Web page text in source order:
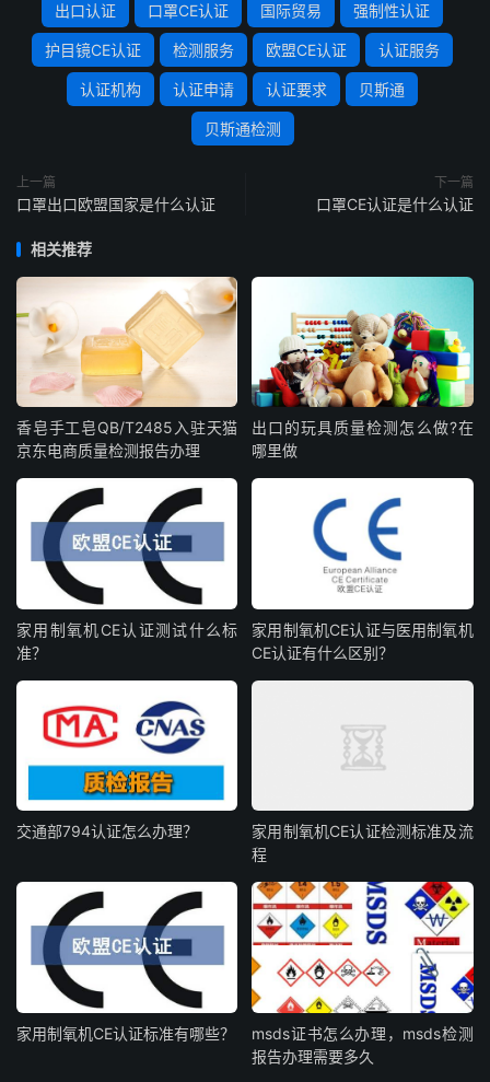
出口认证 口罩CE认证 国际贸易 强制性认证
护目镜CE认证 检测服务 欧盟CE认证 认证服务
认证机构 认证申请 认证要求 贝斯通
贝斯通检测
上一篇
口罩出口欧盟国家是什么认证
下一篇
口罩CE认证是什么认证
相关推荐
香皂手工皂QB/T2485入驻天猫
京东电商质量检测报告办理
出口的玩具质量检测怎么做?在
哪里做
家用制氧机CE认证测试什么标
准？
家用制氧机CE认证与医用制氧机
CE认证有什么区别？
交通部794认证怎么办理？
家用制氧机CE认证检测标准及流
程
家用制氧机CE认证标准有哪些？
msds证书怎么办理，msds检测
报告办理需要多久